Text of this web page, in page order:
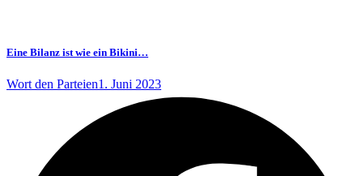
Eine Bilanz ist wie ein Bikini…
Wort den Parteien1. Juni 2023